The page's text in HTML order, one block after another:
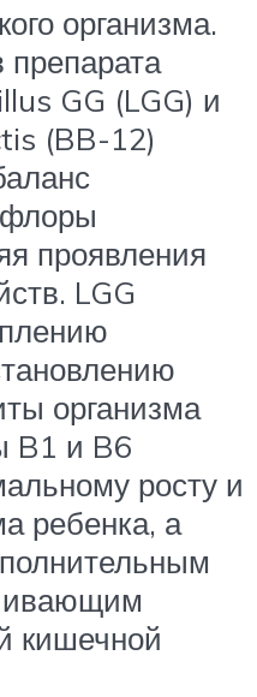
организма.
GG (LGG) и
(BB-12)
проявления
LGG
организма
B1 и B6
росту и
ребенка, а
кишечной